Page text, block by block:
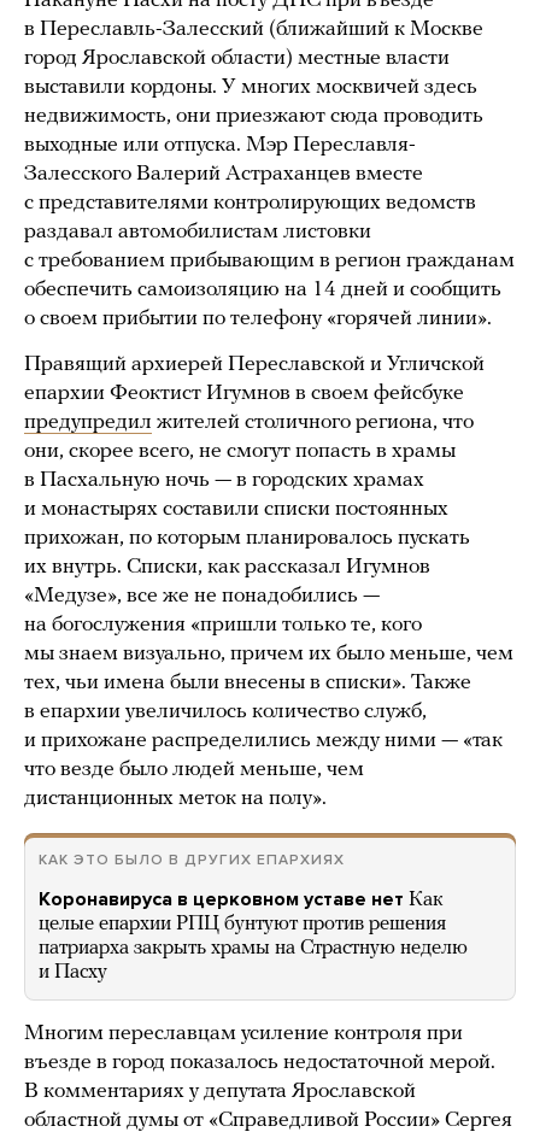
в Переславль-Залесский (ближайший к Москве
город Ярославской области) местные власти
выставили кордоны. У многих москвичей здесь
недвижимость, они приезжают сюда проводить
выходные или отпуска. Мэр Переславля-
Залесского Валерий Астраханцев вместе
с представителями контролирующих ведомств
раздавал автомобилистам листовки
с требованием прибывающим в регион гражданам
обеспечить самоизоляцию на 14 дней и сообщить
о своем прибытии по телефону «горячей линии».
Правящий архиерей Переславской и Угличской
епархии Феоктист Игумнов в своем фейсбуке
предупредил жителей столичного региона, что
они, скорее всего, не смогут попасть в храмы
в Пасхальную ночь — в городских храмах
и монастырях составили списки постоянных
прихожан, по которым планировалось пускать
их внутрь. Списки, как рассказал Игумнов
«Медузе», все же не понадобились —
на богослужения «пришли только те, кого
мы знаем визуально, причем их было меньше, чем
тех, чьи имена были внесены в списки». Также
в епархии увеличилось количество служб,
и прихожане распределились между ними — «так
что везде было людей меньше, чем
дистанционных меток на полу».
КАК ЭТО БЫЛО В ДРУГИХ ЕПАРХИЯХ
Коронавируса в церковном уставе нет Как
целые епархии РПЦ бунтуют против решения
патриарха закрыть храмы на Страстную неделю
и Пасху
Многим переславцам усиление контроля при
въезде в город показалось недостаточной мерой.
В комментариях у депутата Ярославской
областной думы от «Справедливой России» Сергея